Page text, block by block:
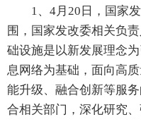
1、4月20日，国家发
围，国家发改委相关负
础设施是以新发展理念
息网络为基础，面向高
能升级、融合创新等服
合相关部门，深化研究、